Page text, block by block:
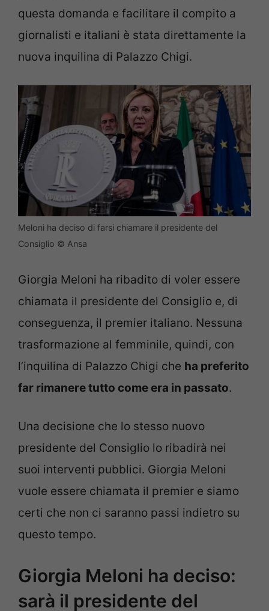
questa domanda e facilitare il compito a
giornalisti e italiani è stata direttamente la
nuova inquilina di Palazzo Chigi.
Meloni ha deciso di farsi chiamare il presidente del
Consiglio © Ansa
Giorgia Meloni ha ribadito di voler essere
chiamata il presidente del Consiglio e, di
conseguenza, il premier italiano. Nessuna
trasformazione al femminile, quindi, con
l’inquilina di Palazzo Chigi che ha preferito
far rimanere tutto come era in passato.
Una decisione che lo stesso nuovo
presidente del Consiglio lo ribadirà nei
suoi interventi pubblici. Giorgia Meloni
vuole essere chiamata il premier e siamo
certi che non ci saranno passi indietro su
questo tempo.
Giorgia Meloni ha deciso:
sarà il presidente del